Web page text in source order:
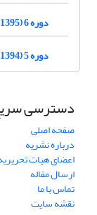
دوره 6 (1395)
دوره 5 (1394)
دسترسی
صفحه اصلی
درباره نشریه
اعضای هیات
ارسال مقاله
تماس با ما
نقشه سایت